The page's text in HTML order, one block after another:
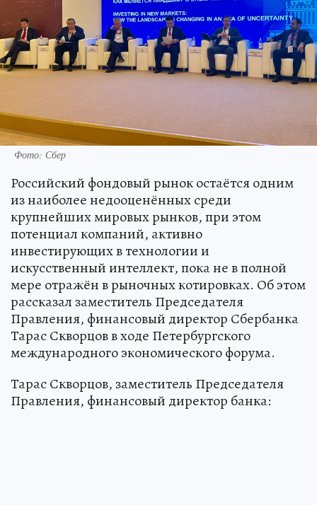
Фото: Сбер
Российский фондовый рынок остаётся одним
из наиболее недооценённых среди
крупнейших мировых рынков, при этом
потенциал компаний, активно
инвестирующих в технологии и
искусственный интеллект, пока не в полной
мере отражён в рыночных котировках. Об этом
рассказал заместитель Председателя
Правления, финансовый директор Сбербанка
Тарас Скворцов в ходе Петербургского
международного экономического форума.
Тарас Скворцов, заместитель Председателя
Правления, финансовый директор банка: